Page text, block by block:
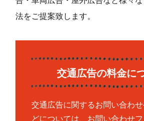
法をご提案致します。
交通広告の料金に
交通広告に関するお問い合わ
どについては、お問い合わせ